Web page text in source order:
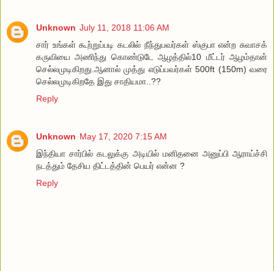
Unknown July 11, 2018 11:06 AM
சார் உங்கள் கூற்றுப்படி கடலில் நீந்துபவர்கள் ஸ்குபா என்ற சுவாசக்
கருவியை அணிந்து கொண்டுடே ஆழத்தில்10 மீட்டர் ஆழம்தான்
செல்லமுடிகிறது.ஆனால் முத்து எடுப்பவர்கள் 500ft (150m) வரை
செல்லமுடிகிறதே இது சாதியமா..??
Reply
Unknown May 17, 2020 7:15 AM
இந்தியா சார்பில் கடலுக்கு அடியில் மனிதனை அனுப்பி ஆராய்ச்சி
நடத்தும் தேசிய திட்டத்தின் பெயர் என்ன ?
Reply